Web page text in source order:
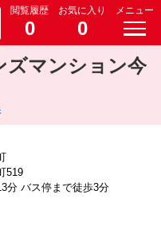
閲覧履歴
0
お気に入り
0
メニュー
ズマンション今
519
分 バス停まで徒歩3分